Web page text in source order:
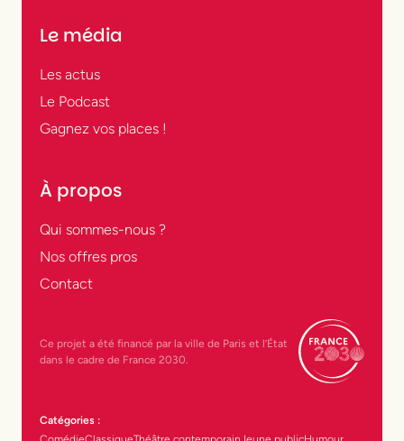
Le média
Les actus
Le Podcast
Gagnez vos places !
À propos
Qui sommes-nous ?
Nos offres pros
Contact
Ce projet a été financé par la ville de Paris et l’État
dans le cadre de France 2030.
Catégories :